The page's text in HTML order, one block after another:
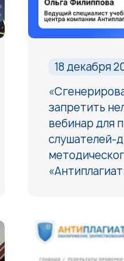
18 декабря
запретить
вебинар для
слушателей-